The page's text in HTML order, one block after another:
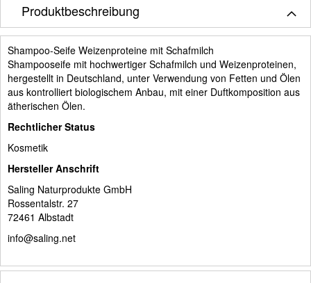
Produktbeschreibung
Shampoo-Seife Weizenproteine mit Schafmilch
Shampooseife mit hochwertiger Schafmilch und Weizenproteinen,
hergestellt in Deutschland, unter Verwendung von Fetten und Ölen
aus kontrolliert biologischem Anbau, mit einer Duftkomposition aus
ätherischen Ölen.
Rechtlicher Status
Kosmetik
Hersteller Anschrift
Saling Naturprodukte GmbH
Rossentalstr. 27
72461 Albstadt
info@saling.net